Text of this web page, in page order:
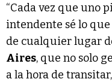
“Cada vez que uno
intendente sé lo
de cualquier lugar
Aires, que no solo
a la hora de